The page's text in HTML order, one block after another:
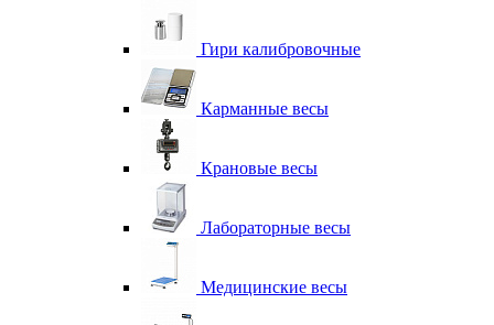
Гири калибровочные
Карманные весы
Крановые весы
Лабораторные весы
Медицинские весы